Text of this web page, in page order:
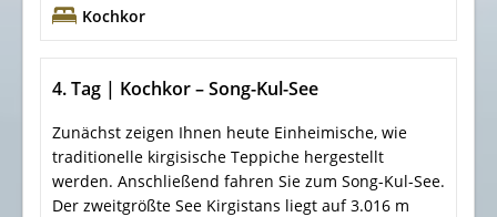
Kochkor
4. Tag | Kochkor – Song-Kul-See
Zunächst zeigen Ihnen heute Einheimische, wie
traditionelle kirgisische Teppiche hergestellt
werden. Anschließend fahren Sie zum Song-Kul-See.
Der zweitgrößte See Kirgistans liegt auf 3.016 m